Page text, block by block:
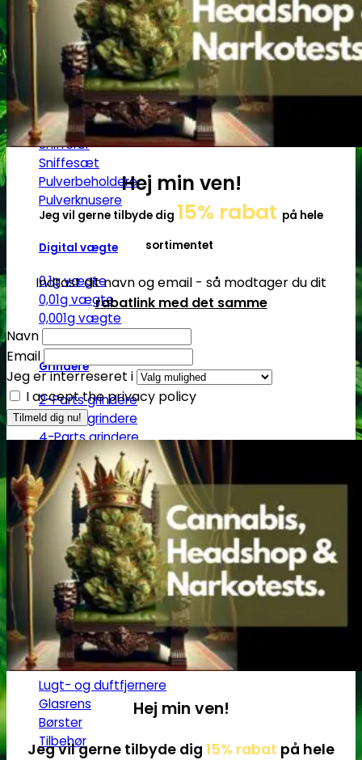
Sniff & Snus
Master blastere
Snuff Box
Snifferør
Sniffesæt
Pulverbeholdere
Pulverknusere
Digital vægte
0,1g vægte
0,01g vægte
0,001g vægte
Grindere
2-Parts grindere
3-Parts grindere
4-Parts grindere
5-Parts grindere
Keramiske grindere
Røgelse
Røgelsespinde
Røgelseskegler
Salviebundter
Røgelsesholdere
Rengøring
Lugt- og duftfjernere
Glasrens
Børster
Tilbehør
Hej min ven!
Jeg vil gerne tilbyde dig 15% rabat på hele
sortimentet
Indtast dit navn og email - så modtager du dit
rabatlink med det samme
Navn
Email
Jeg er interreseret i
I accept the privacy policy
Hej min ven!
Jeg vil gerne tilbyde dig 15% rabat på hele